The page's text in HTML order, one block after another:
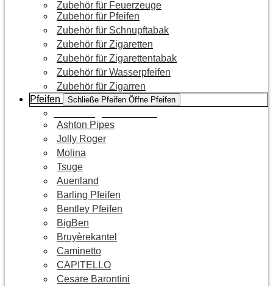
Zubehör für Feuerzeuge
Zubehör für Pfeifen
Zubehör für Schnupftabak
Zubehör für Zigaretten
Zubehör für Zigarettentabak
Zubehör für Wasserpfeifen
Zubehör für Zigarren
Pfeifen
Schließe Pfeifen Öffne Pfeifen
Ashton Pipes
Jolly Roger
Molina
Tsuge
Auenland
Barling Pfeifen
Bentley Pfeifen
BigBen
Bruyèrekantel
Caminetto
CAPITELLO
Cesare Barontini